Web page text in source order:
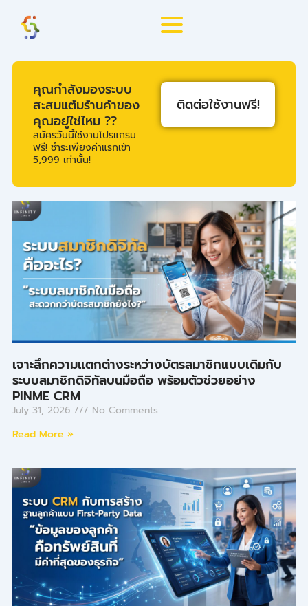
content
คุณกำลังมองระบบ
สะสมแต้มร้านค้าของ
คุณอยู่ใช่ไหม ??
สมัครวันนี้ใช้งานโปรแกรม
ฟรี! ชำระเพียงค่าแรกเข้า
5,999 เท่านั้น!
ติดต่อใช้งานฟรี!
เจาะลึกความแตกต่างระหว่างบัตรสมาชิกแบบเดิมกับ
ระบบสมาชิกดิจิทัลบนมือถือ พร้อมตัวช่วยอย่าง
PINME CRM
July 31, 2026
No Comments
Read More »